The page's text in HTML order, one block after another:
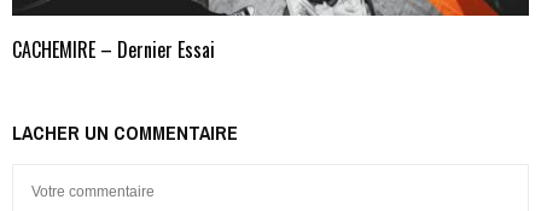
CACHEMIRE – Dernier Essai
LACHER UN COMMENTAIRE